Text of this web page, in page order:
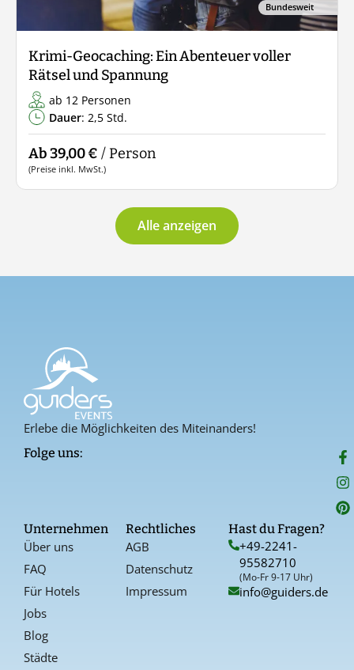
Bundesweit
Krimi-Geocaching: Ein Abenteuer voller
Rätsel und Spannung
ab 12 Personen
Dauer: 2,5 Std.
Ab 39,00 € / Person
(Preise inkl. MwSt.)
Alle anzeigen
Erlebe die Möglichkeiten des Miteinanders!
Folge uns: F
a
c
e
b
I
n
s
t
a
P
i
n
t
e
Unternehmen
Über uns
FAQ
Für Hotels
Jobs
Blog
Städte
Rechtliches
AGB
Datenschutz
Impressum
Hast du Fragen?
+49-2241-
95582710
(Mo-Fr 9-17 Uhr)
info@guiders.de